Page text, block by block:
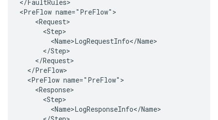
</FaultRules>
<PreFlow name="PreFlow">
    <Request>
      <Step>
        <Name>LogRequestInfo</Name>
      </Step>
    </Request>
  </PreFlow>
  <PreFlow name="PreFlow">
    <Response>
      <Step>
        <Name>LogResponseInfo</Name>